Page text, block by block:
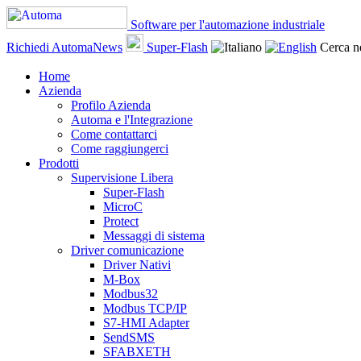
Software per l'automazione industriale
Richiedi AutomaNews
Super-Flash Cerca
Home
Azienda
Profilo Azienda
Automa e l'Integrazione
Come contattarci
Come raggiungerci
Prodotti
Supervisione Libera
Super-Flash
MicroC
Protect
Messaggi di sistema
Driver comunicazione
Driver Nativi
M-Box
Modbus32
Modbus TCP/IP
S7-HMI Adapter
SendSMS
SFABXETH